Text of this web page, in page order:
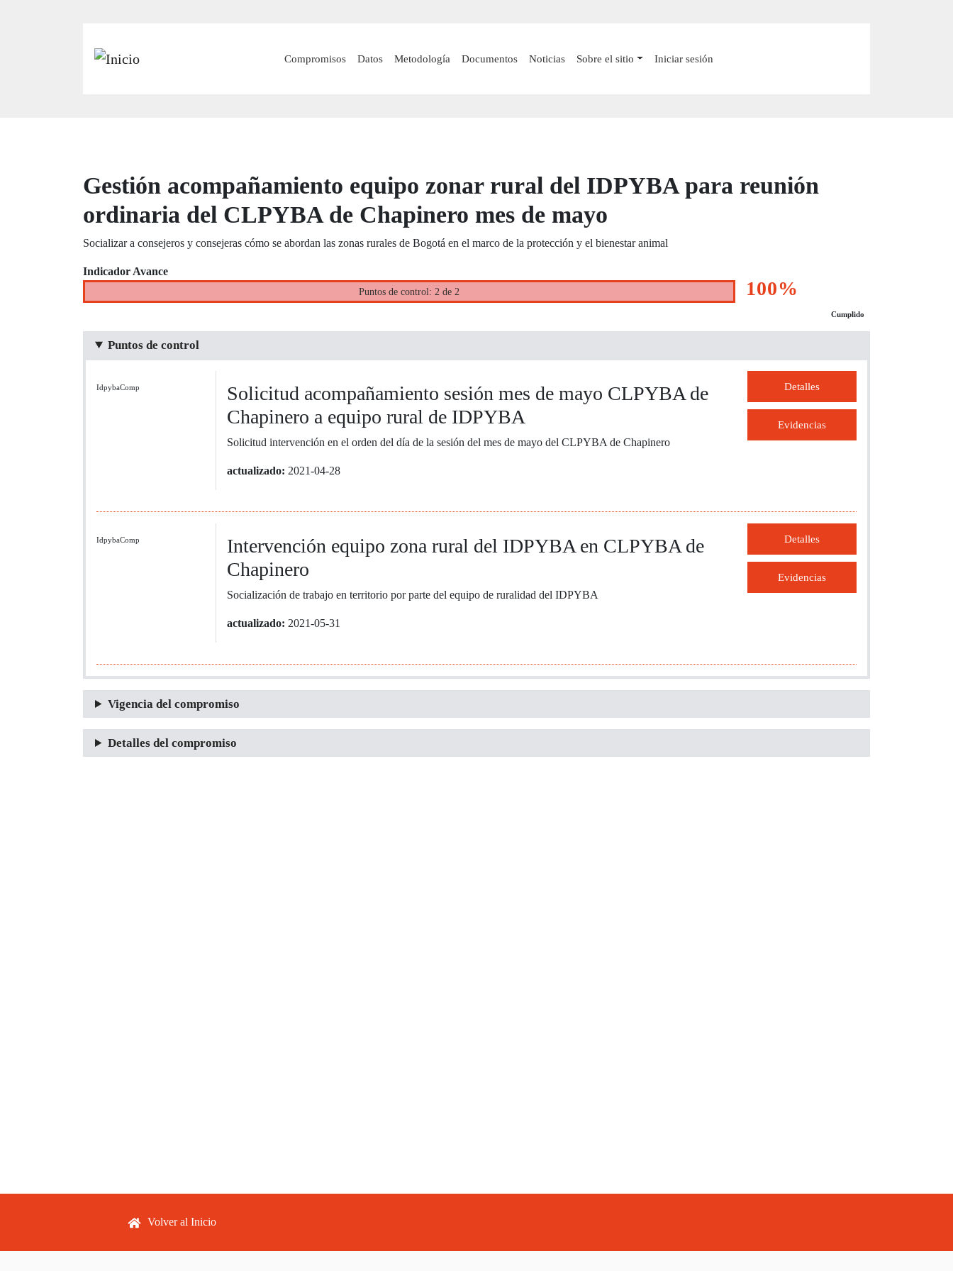
principal
Main navigation
Compromisos Datos Metodología Documentos Noticias Sobre el sitio Iniciar sesión
Gestión acompañamiento equipo zonar rural del IDPYBA para reunión
ordinaria del CLPYBA de Chapinero mes de mayo
Socializar a consejeros y consejeras cómo se abordan las zonas rurales de Bogotá en el marco de la protección y el bienestar animal
Indicador Avance
Puntos de control: 2 de 2 100%
Cumplido
Puntos de control
IdpybaComp
Solicitud acompañamiento sesión mes de mayo CLPYBA de
Chapinero a equipo rural de IDPYBA
Solicitud intervención en el orden del día de la sesión del mes de mayo del CLPYBA de Chapinero
actualizado: 2021-04-28
Detalles
Evidencias
IdpybaComp
Intervención equipo zona rural del IDPYBA en CLPYBA de
Chapinero
Socialización de trabajo en territorio por parte del equipo de ruralidad del IDPYBA
actualizado: 2021-05-31
Detalles
Evidencias
Vigencia del compromiso
Detalles del compromiso
Footer menu
Volver al Inicio